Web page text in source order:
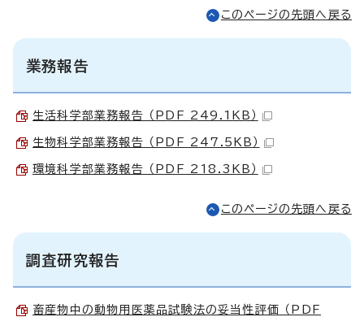
このページの先頭へ戻る
業務報告
生活科学部業務報告 （PDF 249.1KB）
生物科学部業務報告 （PDF 247.5KB）
環境科学部業務報告 （PDF 218.3KB）
このページの先頭へ戻る
調査研究報告
畜産物中の動物用医薬品試験法の妥当性評価 （PDF